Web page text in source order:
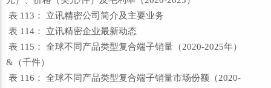
表 113： 立讯精密公司简介及主要业务
表 114： 立讯精密企业最新动态
表 115： 全球不同产品类型复合端子销量（2020-2025年）
&（千件）
表 116： 全球不同产品类型复合端子销量市场份额（2020-